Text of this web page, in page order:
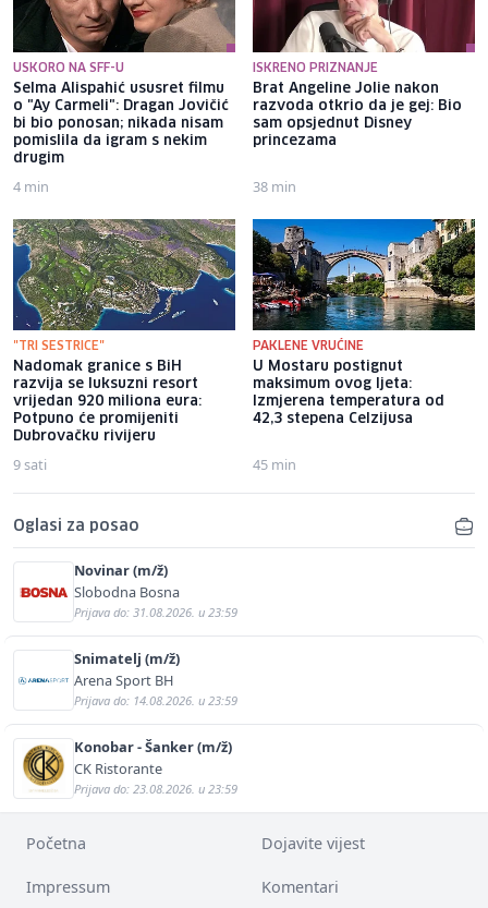
USKORO NA SFF-U
Selma Alispahić ususret filmu
o "Ay Carmeli": Dragan Jovičić
bi bio ponosan; nikada nisam
pomislila da igram s nekim
drugim
4 min
ISKRENO PRIZNANJE
Brat Angeline Jolie nakon
razvoda otkrio da je gej: Bio
sam opsjednut Disney
princezama
38 min
"TRI SESTRICE"
Nadomak granice s BiH
razvija se luksuzni resort
vrijedan 920 miliona eura:
Potpuno će promijeniti
Dubrovačku rivijeru
9 sati
PAKLENE VRUĆINE
U Mostaru postignut
maksimum ovog ljeta:
Izmjerena temperatura od
42,3 stepena Celzijusa
45 min
Oglasi za posao
Novinar (m/ž)
Slobodna Bosna
Prijava do: 31.08.2026. u 23:59
Snimatelj (m/ž)
Arena Sport BH
Prijava do: 14.08.2026. u 23:59
Konobar - Šanker (m/ž)
CK Ristorante
Prijava do: 23.08.2026. u 23:59
Početna Dojavite vijest
Impressum Komentari